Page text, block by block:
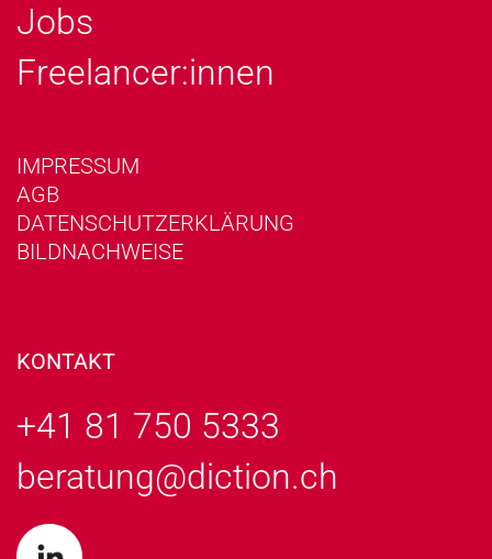
Jobs
Freelancer:innen
IMPRESSUM
AGB
DATENSCHUTZERKLÄRUNG
BILDNACHWEISE
KONTAKT
+41 81 750 5333
beratung@diction.ch